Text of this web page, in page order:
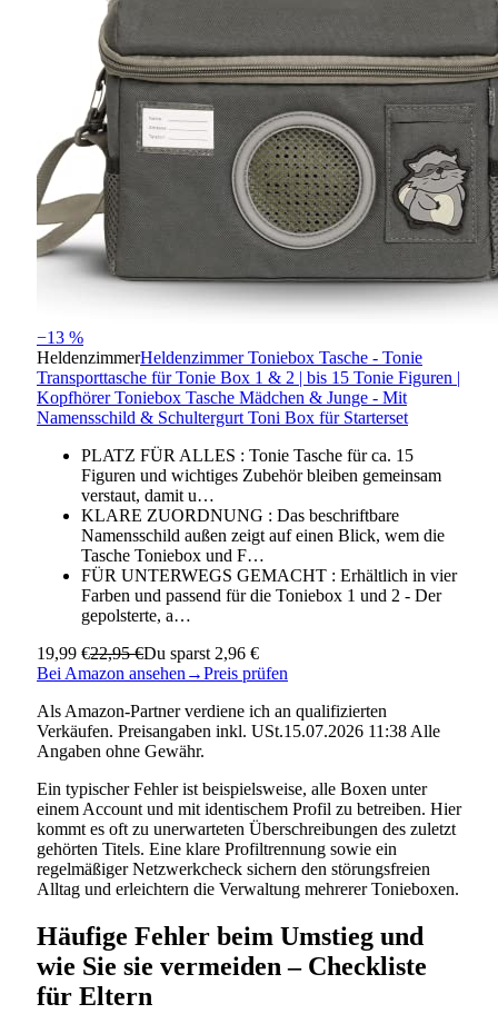
−13 %
HeldenzimmerHeldenzimmer Toniebox Tasche - Tonie
Transporttasche für Tonie Box 1 & 2 | bis 15 Tonie Figuren |
Kopfhörer Toniebox Tasche Mädchen & Junge - Mit
Namensschild & Schultergurt Toni Box für Starterset
PLATZ FÜR ALLES : Tonie Tasche für ca. 15
Figuren und wichtiges Zubehör bleiben gemeinsam
verstaut, damit u…
KLARE ZUORDNUNG : Das beschriftbare
Namensschild außen zeigt auf einen Blick, wem die
Tasche Toniebox und F…
FÜR UNTERWEGS GEMACHT : Erhältlich in vier
Farben und passend für die Toniebox 1 und 2 - Der
gepolsterte, a…
19,99 €22,95 €Du sparst 2,96 €
Bei Amazon ansehen →Preis prüfen
Als Amazon-Partner verdiene ich an qualifizierten
Verkäufen. Preisangaben inkl. USt.15.07.2026 11:38 Alle
Angaben ohne Gewähr.
Ein typischer Fehler ist beispielsweise, alle Boxen unter
einem Account und mit identischem Profil zu betreiben. Hier
kommt es oft zu unerwarteten Überschreibungen des zuletzt
gehörten Titels. Eine klare Profiltrennung sowie ein
regelmäßiger Netzwerkcheck sichern den störungsfreien
Alltag und erleichtern die Verwaltung mehrerer Tonieboxen.
Häufige Fehler beim Umstieg und
wie Sie sie vermeiden – Checkliste
für Eltern